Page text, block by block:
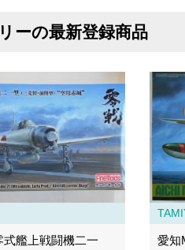
ーの最新登録商品
式艦上戦闘機二一
愛知